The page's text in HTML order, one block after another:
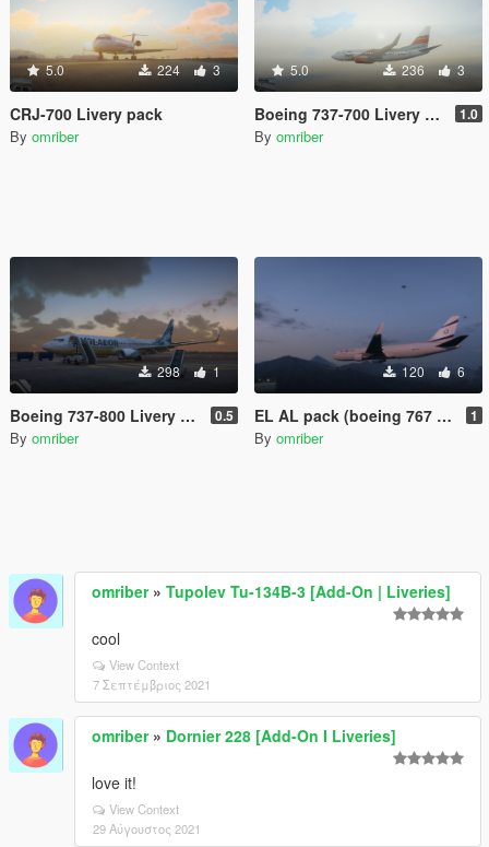
5.0 224 3
CRJ-700 Livery pack
By omriber
5.0 236 3
Boeing 737-700 Livery pack 1.0
By omriber
298 1
Boeing 737-800 Livery pack 0.5
By omriber
120 6
EL AL pack (boeing 767 boeing 7478F stairstruck and other ground vehicels ) 1
By omriber
omriber» Tupolev Tu-134B-3 [Add-On | Liveries]
cool
View Context
7 Σεπτέμβριος 2021
omriber» Dornier 228 [Add-On I Liveries]
love it!
View Context
29 Αύγουστος 2021